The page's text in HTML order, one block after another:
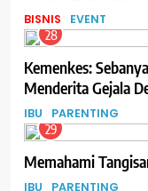
BISNIS EVENT
28
Kemenkes:
Menderita Gejala
IBU PARENTING
29
Memahami
IBU PARENTING